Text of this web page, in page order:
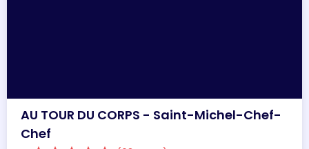
AU TOUR DU CORPS - Saint-Michel-Chef-
Chef